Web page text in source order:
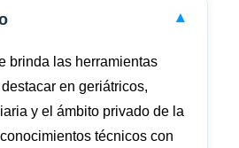
▾
brinda las herramientas
en geriátricos,
y el ámbito privado de la
técnicos con